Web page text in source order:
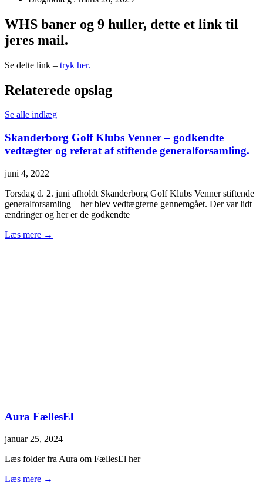
WHS baner og 9 huller, dette et link til
jeres mail.
Se dette link – tryk her.
Relaterede opslag
Se alle indlæg
Skanderborg Golf Klubs Venner – godkendte
vedtægter og referat af stiftende generalforsamling.
juni 4, 2022
Torsdag d. 2. juni afholdt Skanderborg Golf Klubs Venner stiftende
generalforsamling – her blev vedtægterne gennemgået. Der var lidt
ændringer og her er de godkendte
Læs mere →
Aura FællesEl
januar 25, 2024
Læs folder fra Aura om FællesEl her
Læs mere →